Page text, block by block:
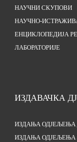
НАУЧНИ СКУПОВИ
НАУЧНО-
ЕНЦИКЛОПЕДИЈА
ЛАБОРАТОРИЈЕ
ИЗДАВАЧКА
ИЗДАЊА
ИЗДАЊА